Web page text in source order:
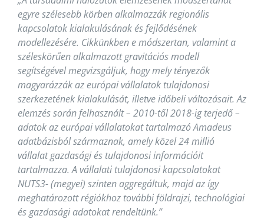
egyre szélesebb körben alkalmazzák regionális
kapcsolatok kialakulásának és fejlődésének
modellezésére. Cikkünkben e módszertan, valamint a
széleskörűen alkalmazott gravitációs modell
segítségével megvizsgáljuk, hogy mely tényezők
magyarázzák az európai vállalatok tulajdonosi
szerkezetének kialakulását, illetve időbeli változásait. Az
elemzés során felhasznált – 2010-től 2018-ig terjedő –
adatok az európai vállalatokat tartalmazó Amadeus
adatbázisból származnak, amely közel 24 millió
vállalat gazdasági és tulajdonosi információit
tartalmazza. A vállalati tulajdonosi kapcsolatokat
NUTS3- (megyei) szinten aggregáltuk, majd az így
meghatározott régiókhoz további földrajzi, technológiai
és gazdasági adatokat rendeltünk.”